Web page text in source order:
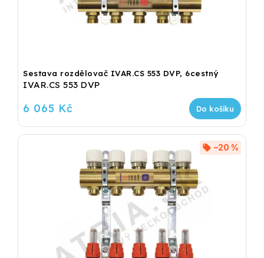
Sestava rozdělovač IVAR.CS 553 DVP, 6cestný
IVAR.CS 553 DVP
6 065 Kč Do košíku
–20 %